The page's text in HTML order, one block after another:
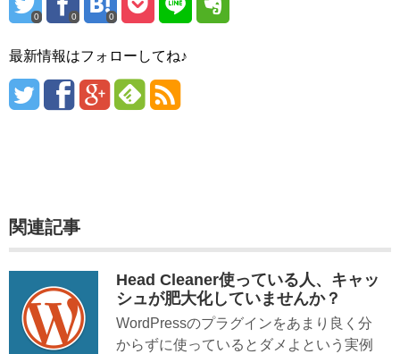
0 0 0
最新情報はフォローしてね♪
関連記事
Head Cleaner使っている人、キャッ
シュが肥大化していませんか？
WordPressのプラグインをあまり良く分
からずに使っているとダメよという実例